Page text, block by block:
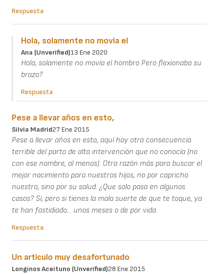
Respuesta
Hola, solamente no movía el
Ana (unverified)13 Ene 2020
Hola, solamente no movía el hombro Pero flexionaba su
brazo?
Respuesta
Pese a llevar años en esto,
Silvia Madrid27 Ene 2015
Pese a llevar años en esto, aquí hay otra consecuencia
terrible del parto de alta intervención que no conocía (no
con ese nombre, al menos). Otra razón más para buscar el
mejor nacimiento para nuestros hijos, no por capricho
nuestro, sino por su salud. ¿Que solo pasa en algunos
casos? Sí, pero si tienes la mala suerte de que te toque, ya
te han fastidiado... unos meses o de por vida.
Respuesta
Un articulo muy desafortunado
Longinos Aceituno (unverified)28 Ene 2015